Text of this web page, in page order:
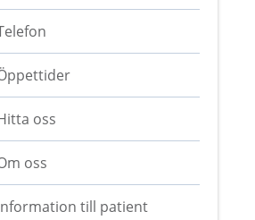
oss
oss
till patient